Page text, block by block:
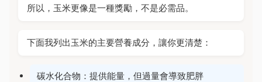
所以，玉米更像是一種獎勵，不是必需品。
下面我列出玉米的主要營養成分，讓你更清楚：
碳水化合物：提供能量，但過量會導致肥胖